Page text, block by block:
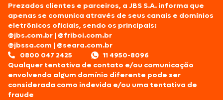
Prezados clientes e parceiros, a JBS S.A. informa que
apenas se comunica através de seus canais e domínios
eletrônicos oficiais, sendo os principais:
@jbs.com.br |@friboi.com.br
@jbssa.com |@seara.com.br
0800 047 2425
11 4950-8096
Qualquer tentativa de contato e/ou comunicação
envolvendo algum domínio diferente pode ser
considerada como indevida e/ou uma tentativa de
fraude